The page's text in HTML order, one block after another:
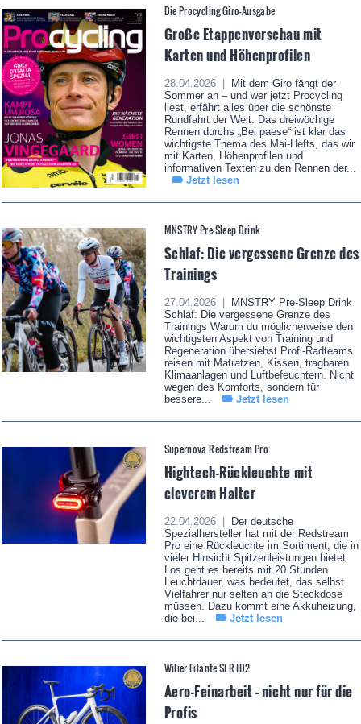
Die Procycling Giro-Ausgabe
Große Etappenvorschau mit
Karten und Höhenprofilen
28.04.2026 |
Mit dem Giro fängt der
Sommer an – und wer jetzt Procycling
liest, erfährt alles über die schönste
Rundfahrt der Welt. Das dreiwöchige
Rennen durchs „Bel paese“ ist klar das
wichtigste Thema des Mai-Hefts, das wir
mit Karten, Höhenprofilen und
informativen Texten zu den Rennen der...
Jetzt lesen
MNSTRY Pre-Sleep Drink
Schlaf: Die vergessene Grenze des
Trainings
27.04.2026 |
MNSTRY Pre-Sleep Drink
Schlaf: Die vergessene Grenze des
Trainings Warum du möglicherweise den
wichtigsten Aspekt von Training und
Regeneration übersiehst Profi-Radteams
reisen mit Matratzen, Kissen, tragbaren
Klimaanlagen und Luftbefeuchtern. Nicht
wegen des Komforts, sondern für
bessere...
Jetzt lesen
Supernova Redstream Pro
Hightech-Rückleuchte mit
cleverem Halter
22.04.2026 |
Der deutsche
Spezialhersteller hat mit der Redstream
Pro eine Rückleuchte im Sortiment, die in
vieler Hinsicht Spitzenleistungen bietet.
Los geht es bereits mit 20 Stunden
Leuchtdauer, was bedeutet, das selbst
Vielfahrer nur selten an die Steckdose
müssen. Dazu kommt eine Akkuheizung,
die bei...
Jetzt lesen
Wilier Filante SLR ID2
Aero-Feinarbeit – nicht nur für die
Profis